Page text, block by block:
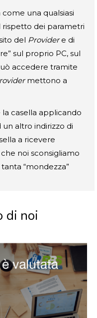
una qualsiasi
rispetto dei parametri
del Providere di
sul proprio PC, sul
accedere tramite
mettono a
la casella applicando
altro indirizzo di
a ricevere
noi sconsigliamo
“mondezza”
di noi